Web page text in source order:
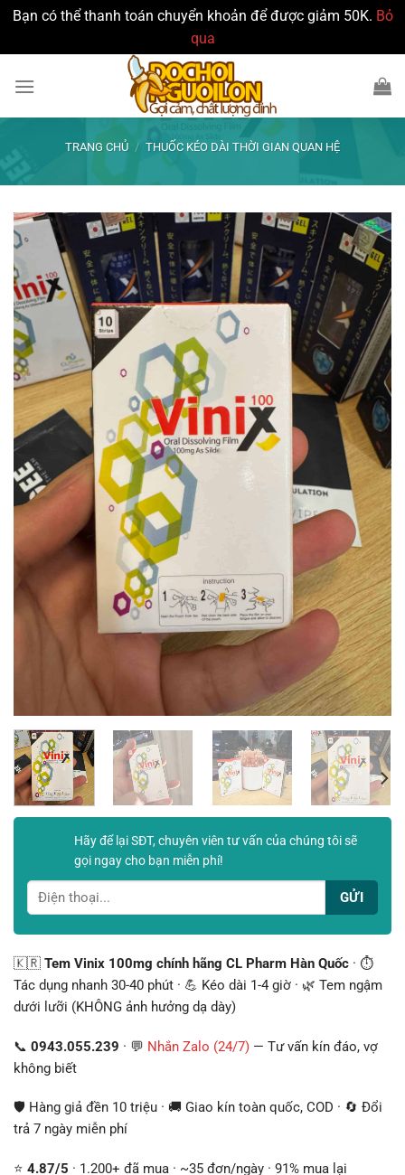
Bạn có thể thanh toán chuyển khoản để được giảm 50K. Bỏ
qua
qua
TRANG CHỦ / THUỐC KÉO DÀI THỜI GIAN QUAN HỆ
Hãy để lại SĐT, chuyên viên tư vấn của chúng tôi sẽ
gọi ngay cho bạn miễn phí!
🇰🇷 Tem Vinix 100mg chính hãng CL Pharm Hàn Quốc · ⏱️
Tác dụng nhanh 30-40 phút · 💪 Kéo dài 1-4 giờ · 🌿 Tem ngậm
dưới lưỡi (KHÔNG ảnh hưởng dạ dày)
📞 0943.055.239 · 💬 Nhắn Zalo (24/7) — Tư vấn kín đáo, vợ
không biết
🛡️ Hàng giả đền 10 triệu · 🚚 Giao kín toàn quốc, COD · 🔄 Đổi
trả 7 ngày miễn phí
⭐ 4.87/5 · 1.200+ đã mua · ~35 đơn/ngày · 91% mua lại